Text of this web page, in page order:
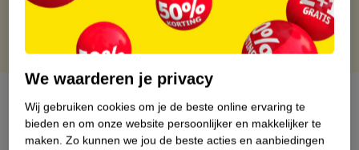
Over dit product
Productinformatie
We waarderen je privacy
Wij gebruiken cookies om je de beste online ervaring te
bieden en om onze website persoonlijker en makkelijker te
maken. Zo kunnen we jou de beste acties en aanbiedingen